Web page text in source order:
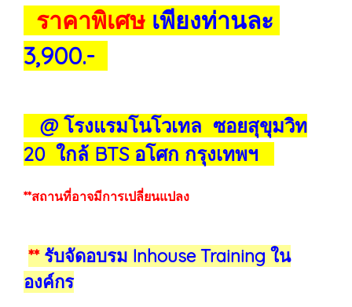
ราคาพิเศษ เพียงท่านละ
3,900.-
@ โรงแรมโนโวเทล ซอยสุขุมวิท
20 ใกล้ BTS อโศก กรุงเทพฯ
**สถานที่อาจมีการเปลี่ยนแปลง
**รับจัดอบรม Inhouse Training ใน
องค์กร